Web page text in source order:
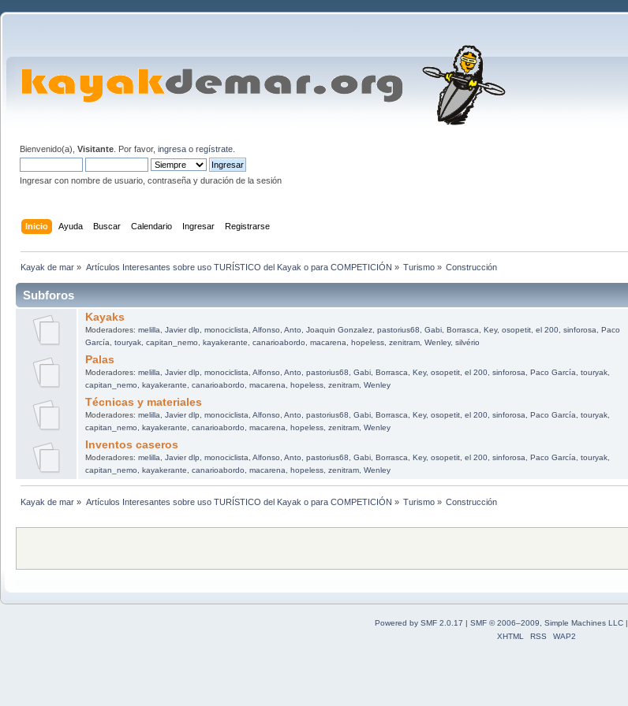
Bienvenido(a), Visitante . Por favor, ingresa o regístrate
Ingresar con nombre de usuario, contraseña y duración de la sesión
Inicio Ayuda Buscar Calendario Ingresar Registrarse
Kayak de mar » Artículos Interesantes sobre uso TURÍSTICO del Kayak o para COMPETICIÓN » Turismo» Construcción
Subforos
Kayaks
Moderadores: melilla Javier dlp monociclista Alfonso Anto Joaquin Gonzalez, pastorius68 Gabi, Borrasca Key, osopetit, el 200, sinforosa
Paco
García
touryak, capitan_nemo kayakerante canarioabordo macarena hopeless, zenitram, Wenley, silvério
Palas
Moderadores: melilla Javier dlp monociclista Alfonso Anto pastorius68 Gabi, Borrasca Key, osopetit, el 200, sinforosa Paco García touryak,
capitan_nemo
kayakerante canarioabordo macarena hopeless, zenitram, Wenley
Técnicas y materiales
Moderadores: melilla Javier dlp monociclista Alfonso Anto pastorius68 Gabi, Borrasca Key, osopetit, el 200, sinforosa Paco García touryak,
capitan_nemo
kayakerante canarioabordo macarena hopeless, zenitram, Wenley
Inventos caseros
Moderadores: melilla Javier dlp monociclista Alfonso Anto pastorius68 Gabi, Borrasca Key, osopetit, el 200, sinforosa Paco García touryak,
capitan_nemo
kayakerante canarioabordo macarena hopeless, zenitram, Wenley
Kayak de mar » Artículos Interesantes sobre uso TURÍSTICO del Kayak o para COMPETICIÓN » Turismo» Construcción
Powered by SMF 2.0.17 | SMF © 2006–2009, Simple Machines LLC|
XHTML
RSS WAP2